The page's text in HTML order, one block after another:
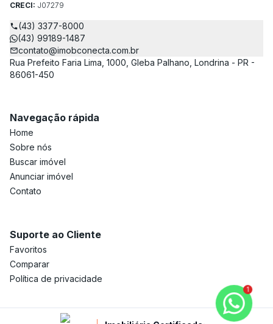
CRECI: J07279
(43) 3377-8000
(43) 99189-1487
contato@imobconecta.com.br
Rua Prefeito Faria Lima, 1000, Gleba Palhano, Londrina - PR -
86061-450
Navegação rápida
Home
Sobre nós
Buscar imóvel
Anunciar imóvel
Contato
Suporte ao Cliente
Favoritos
Comparar
Política de privacidade
1